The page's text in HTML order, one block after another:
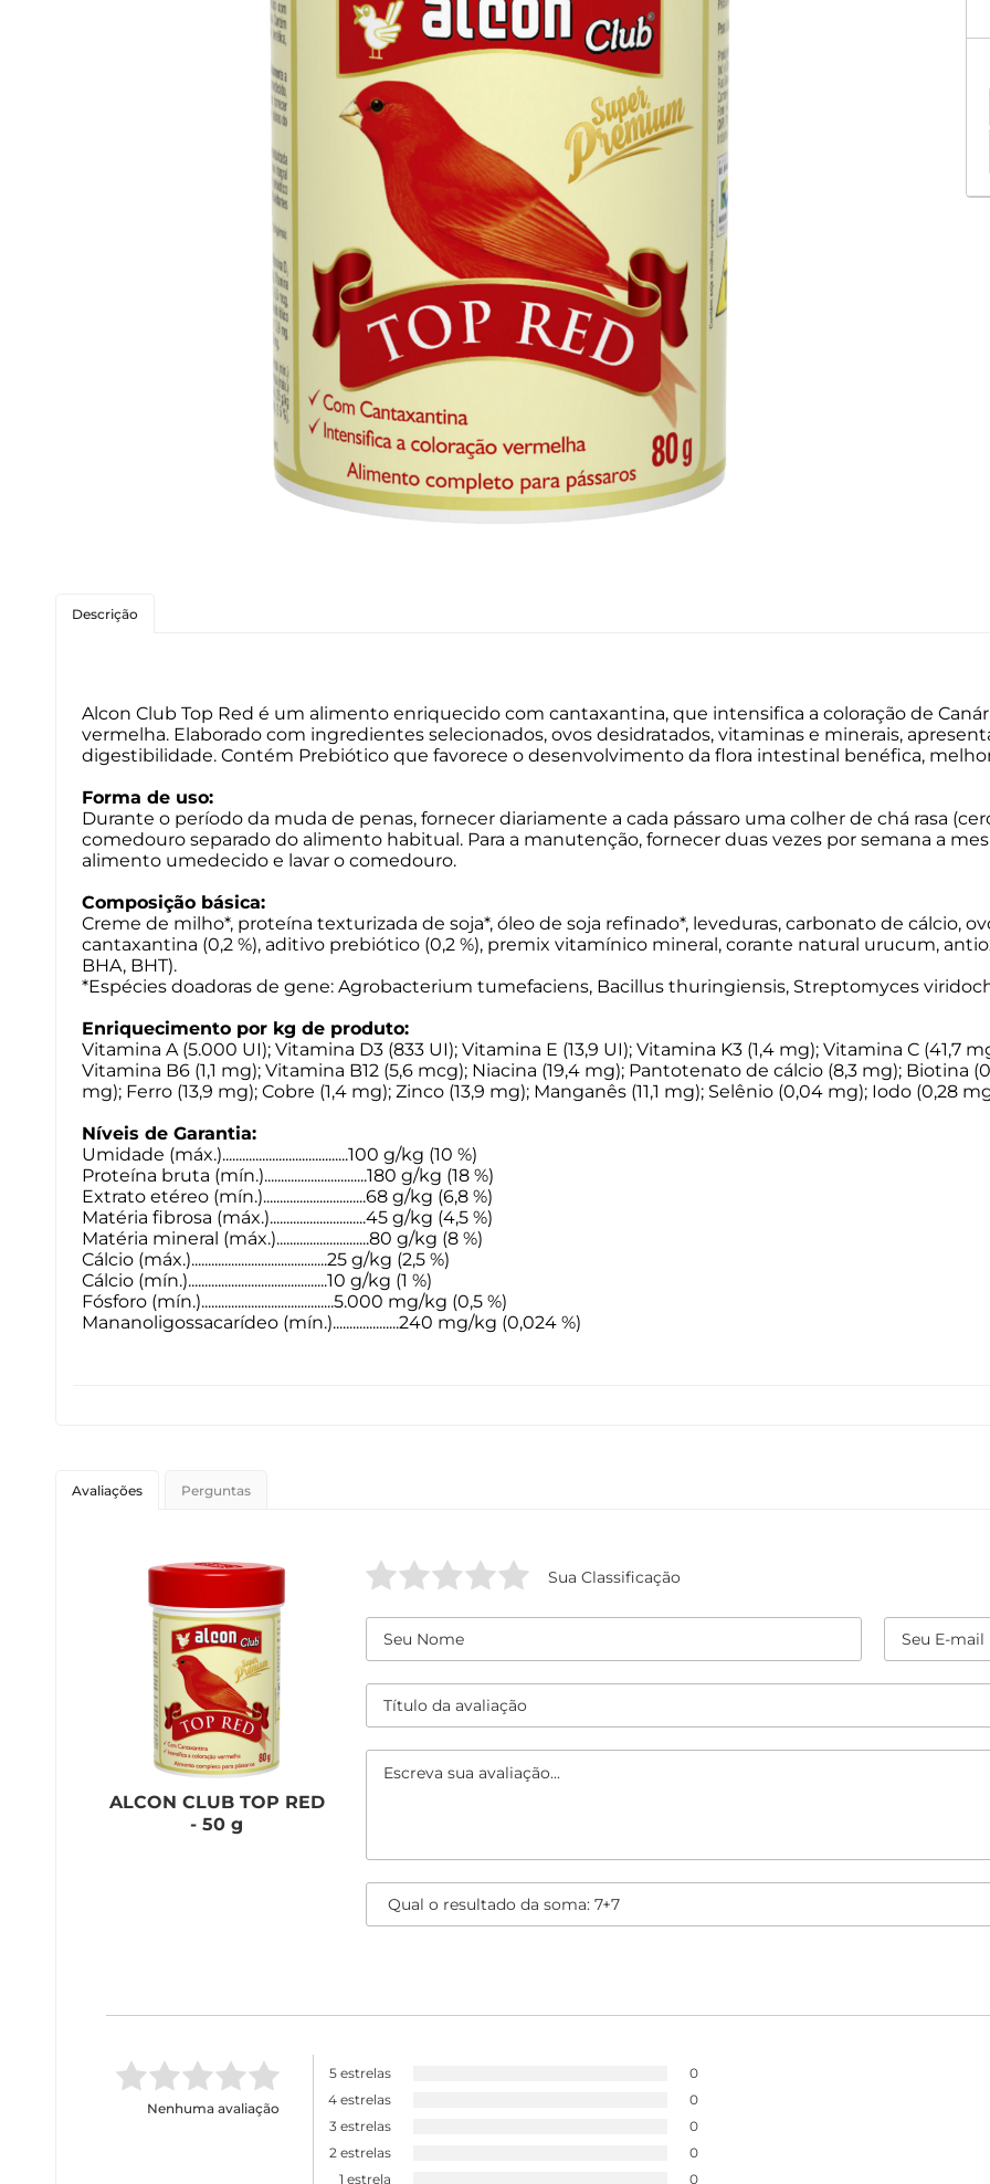
Capas
Equipamentos
Gaiolas
Medicamentos
Minerais
Ninhos
Porta Vitaminas
Poleiros
Arame inox
Pragas Domésticas
Placas Identificação
Descrição
Alcon Club Top Red é um alimento enriquecido com cantaxantina, que intensifica a coloração de
vermelha. Elaborado com ingredientes selecionados, ovos desidratados, vitaminas e minerais,
digestibilidade. Contém Prebiótico que favorece o desenvolvimento da flora intestinal benéfica,
Forma de uso:
Durante o período da muda de penas, fornecer diariamente a cada pássaro uma colher de chá rasa
comedouro separado do alimento habitual. Para a manutenção, fornecer duas vezes por semana a
alimento umedecido e lavar o comedouro.
Composição básica:
Creme de milho*, proteína texturizada de soja*, óleo de soja refinado*, leveduras, carbonato de cálcio,
cantaxantina (0,2 %), aditivo prebiótico (0,2 %), premix vitamínico mineral, corante natural urucum,
BHA, BHT).
*Espécies doadoras de gene: Agrobacterium tumefaciens, Bacillus thuringiensis, Streptomyces
Enriquecimento por kg de produto:
Vitamina A (5.000 UI); Vitamina D3 (833 UI); Vitamina E (13,9 UI); Vitamina K3 (1,4 mg); Vitamina C (41,7
Vitamina B6 (1,1 mg); Vitamina B12 (5,6 mcg); Niacina (19,4 mg); Pantotenato de cálcio (8,3 mg); Biotina
mg); Ferro (13,9 mg); Cobre (1,4 mg); Zinco (13,9 mg); Manganês (11,1 mg); Selênio (0,04 mg); Iodo (0,28
Níveis de Garantia:
Umidade (máx.)......................................100 g/kg (10 %)
Proteína bruta (mín.)...............................180 g/kg (18 %)
Extrato etéreo (mín.)...............................68 g/kg (6,8 %)
Matéria fibrosa (máx.).............................45 g/kg (4,5 %)
Matéria mineral (máx.)............................80 g/kg (8 %)
Cálcio (máx.).........................................25 g/kg (2,5 %)
Cálcio (mín.)..........................................10 g/kg (1 %)
Fósforo (mín.)........................................5.000 mg/kg (0,5 %)
Mananoligossacarídeo (mín.)....................240 mg/kg (0,024 %)
Avaliações Perguntas
ALCON CLUB TOP RED
- 50 g
Sua Classificação
Nenhuma avaliação
5 estrelas
0
4 estrelas
0
3 estrelas
0
2 estrelas
0
1 estrela
0